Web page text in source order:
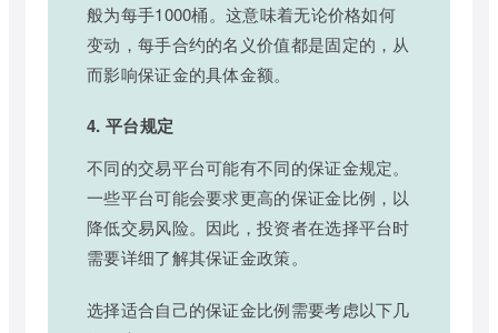
般为每手1000桶。这意味着无论价格如何
变动，每手合约的名义价值都是固定的，从
而影响保证金的具体金额。
4. 平台规定
不同的交易平台可能有不同的保证金规定。
一些平台可能会要求更高的保证金比例，以
降低交易风险。因此，投资者在选择平台时
需要详细了解其保证金政策。
选择适合自己的保证金比例需要考虑以下几